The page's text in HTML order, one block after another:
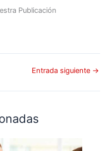
Publicación
Entrada siguiente →